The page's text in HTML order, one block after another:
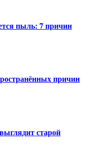
пыль: 7 причин
причин
старой